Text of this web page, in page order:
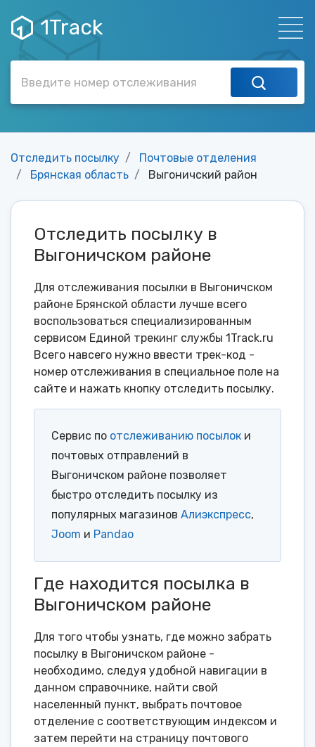
1Track
Отследить посылку
Почтовые отделения
Брянская область
Выгоничский район
Отследить посылку в
Выгоничском районе
Для отслеживания посылки в Выгоничском
районе Брянской области лучше всего
воспользоваться специализированным
сервисом Единой трекинг службы 1Track.ru
Всего навсего нужно ввести трек-код -
номер отслеживания в специальное поле на
сайте и нажать кнопку отследить посылку.
Сервис по отслеживанию посылок и
почтовых отправлений в
Выгоничском районе позволяет
быстро отследить посылку из
популярных магазинов Алиэкспресс,
Joom и Pandao
Где находится посылка в
Выгоничском районе
Для того чтобы узнать, где можно забрать
посылку в Выгоничском районе -
необходимо, следуя удобной навигации в
данном справочнике, найти свой
населенный пункт, выбрать почтовое
отделение с соответствующим индексом и
затем перейти на страницу почтового